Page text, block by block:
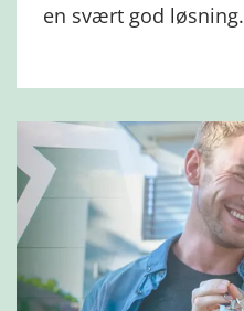
en svært god løsning.